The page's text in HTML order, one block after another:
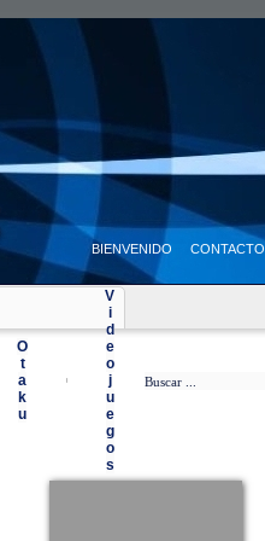
BIENVENIDO CONTACTO
O
t
a
k
u
|
V
i
d
e
o
j
u
e
g
o
s